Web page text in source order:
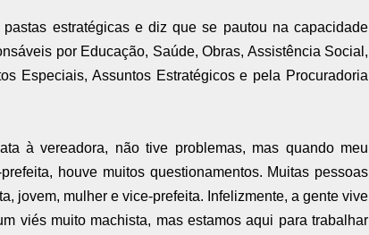
estratégicas e diz que se pautou na capacidade
por Educação, Saúde, Obras, Assistência Social,
Especiais, Assuntos Estratégicos e pela Procuradoria
à vereadora, não tive problemas, mas quando meu
houve muitos questionamentos. Muitas pessoas
jovem, mulher e vice-prefeita. Infelizmente, a gente vive
viés muito machista, mas estamos aqui para trabalhar